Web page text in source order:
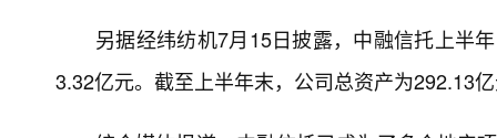
另据经纬纺机7月15日披露，中融信托上半
3.32亿元。截至上半年末，公司总资产为292.13